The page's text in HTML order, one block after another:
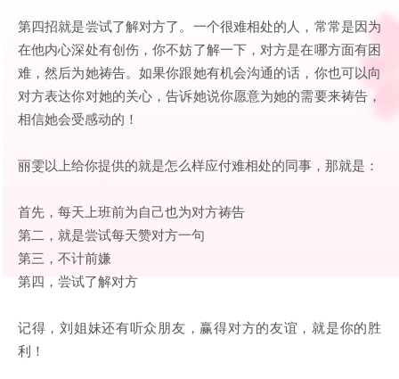
第四招就是尝试了解对方了。一个很难相处的人，常常是因为
在他内心深处有创伤，你不妨了解一下，对方是在哪方面有困
难，然后为她祷告。如果你跟她有机会沟通的话，你也可以向
对方表达你对她的关心，告诉她说你愿意为她的需要来祷告，
相信她会受感动的！
丽雯以上给你提供的就是怎么样应付难相处的同事，那就是：
首先，每天上班前为自己也为对方祷告
第二，就是尝试每天赞对方一句
第三，不计前嫌
第四，尝试了解对方
记得，刘姐妹还有听众朋友，赢得对方的友谊，就是你的胜
利！